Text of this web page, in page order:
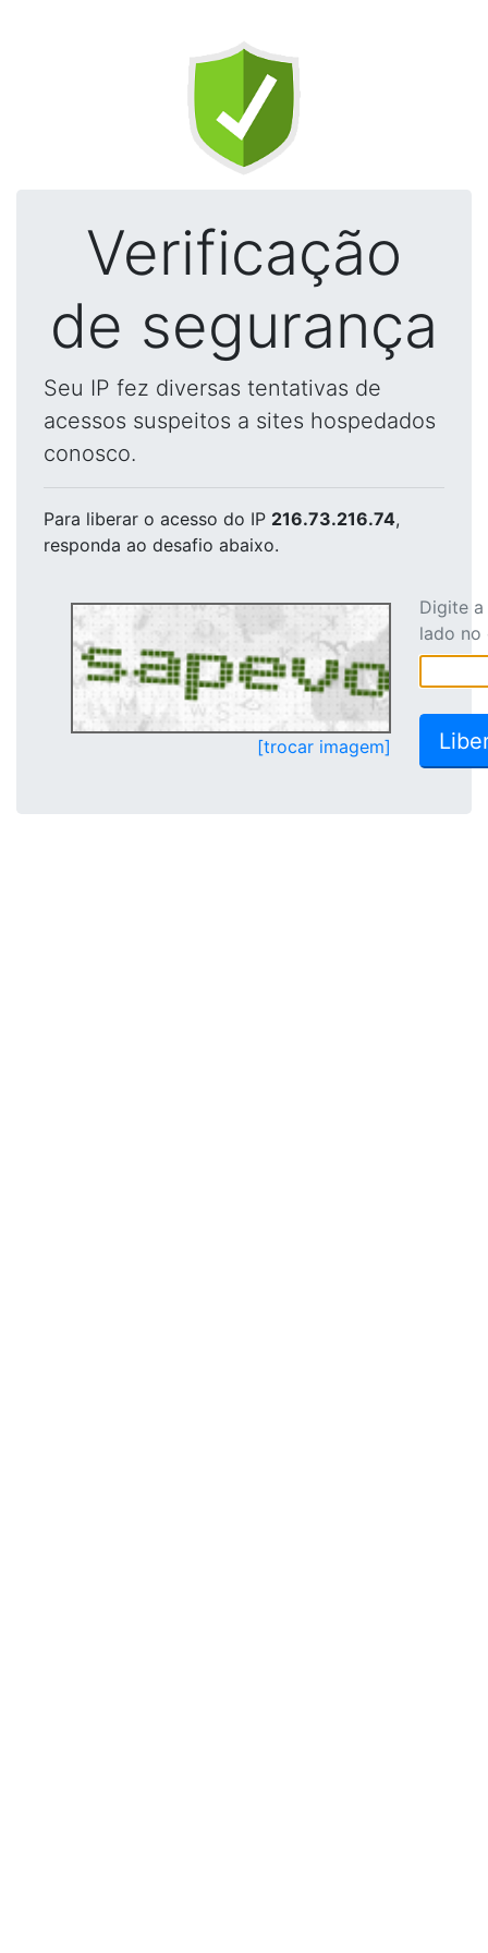
Verificação
de segurança
Seu IP fez diversas tentativas de
acessos suspeitos a sites hospedados
conosco.
Para liberar o acesso do IP 216.73.216.74,
responda ao desafio abaixo.
[trocar imagem]
Digite
lado no